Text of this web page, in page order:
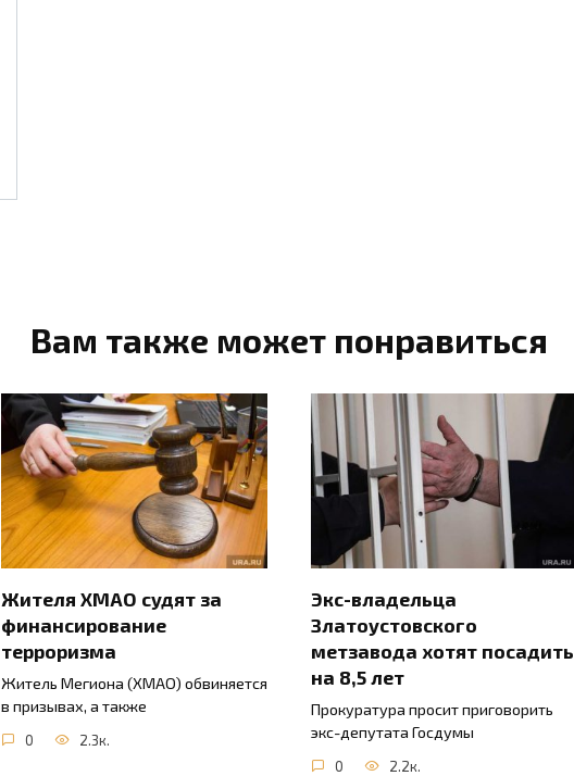
Вам также может понравиться
Жителя ХМАО судят за
финансирование
терроризма
Житель Мегиона (ХМАО) обвиняется
в призывах, а также
0 2.3к.
Экс-владельца
Златоустовского
метзавода хотят посадить
на 8,5 лет
Прокуратура просит приговорить
экс-депутата Госдумы
0 2.2к.